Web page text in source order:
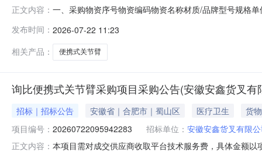
正文内容： 一、采购物资序号物资编码物资名称材质/品牌型号规格
要求专票报价有效期不填写是否上传报价单是经营模式
供应商基本证件营业
发布时间： 2026-07-22 11:23
相关产品：
便携式关节臂
询比便携式关节臂采购项目采购公告(安徽安鑫货叉有
招标｜招标公告 安徽省｜合肥市｜蜀山区 医疗卫生
货物
项目编号： 20260722095942283 招标单位： 安徽安鑫货叉有限
正文内容： 本项目需对成交供应商收取平台技术服务费，具体金额